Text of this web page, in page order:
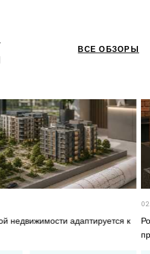
ВСЕ ОБЗОРЫ
недвижимости адаптируется к